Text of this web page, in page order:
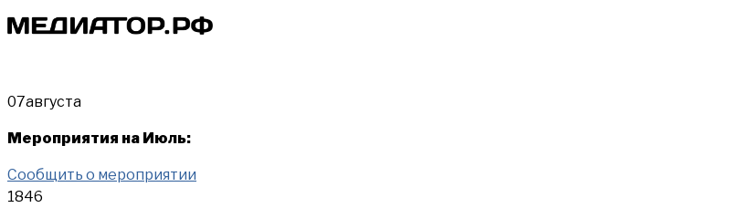
07августа
Мероприятия на Июль:
Сообщить о мероприятии
1846